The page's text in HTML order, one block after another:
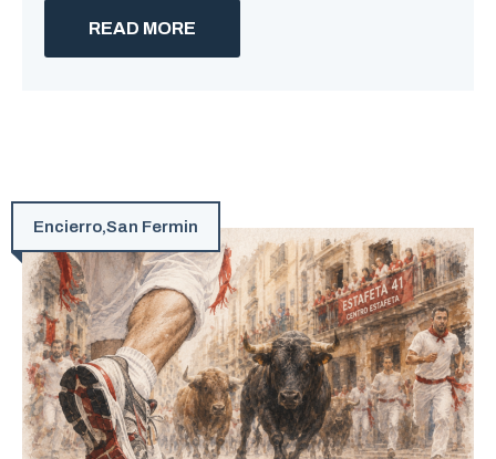
READ MORE
Encierro,San Fermin